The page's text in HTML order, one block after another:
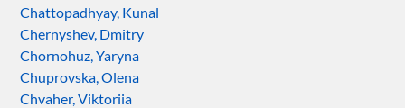
Chattopadhyay, Kunal
Chernyshev, Dmitry
Chornohuz, Yaryna
Chuprovska, Olena
Chvaher, Viktoriia